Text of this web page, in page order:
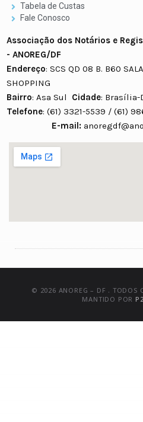
Tabela de Custas
Fale Conosco
Associação dos Notários e
- ANOREG/DF
Endereço: SCS QD 08 B. B60
SHOPPING
Bairro: Asa Sul Cidade: Brasília-
Telefone: (61) 3321-5539 /
E-mail:
© 2026 ANOREG – DF . TODOS
MANTIDO POR